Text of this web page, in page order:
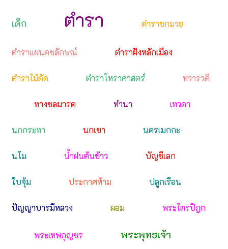
เด็ก ตำรา ตำราชกมวย
ตำราแผนคชลักษณ์ ตำราฝังหลักเมือง
ตำราไม้ดัด ตำราโหราศาสตร์ ทวารวดี
ทางชลมารค ทำนา เทวดา
นกกระทา นกเขา นครเมกกะ
นโม น้ำฝนต้นข้าว บัญชีเลก
ใบจุ้ม ประกาศห้าม ปลูกเรือน
ปัญญาบารมีหลวง ผอม พระไตรปิฎก
พระเทพกุญชร พระพุทธเจ้า